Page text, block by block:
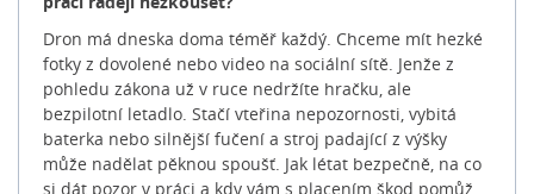
Kolik si můžete dovolit? Banky standardně neposkytují
100% hypotéky. Běžně financují do 70-80 % hodnoty
nemovitosti (u žadatelů do 36 let často až do 90 %).
Zbývající část musíte dofinancovat z vlastních úspor, […]
Článek Jak na novou hypotéku: Celý proces krok za
krokem se nejdříve objevil na Blog FinGO.cz.
Dron má dneska doma téměř každý. Chceme mít hezké
fotky z dovolené nebo video na sociální sítě. Jenže z
pohledu zákona už v ruce nedržíte hračku, ale
bezpilotní letadlo. Stačí vteřina nepozornosti, vybitá
baterka nebo silnější fučení a stroj padající z výšky
může nadělat pěknou spoušť. Jak létat bezpečně, na co
si dát pozor v práci a kdy vám s placením škod pomůže